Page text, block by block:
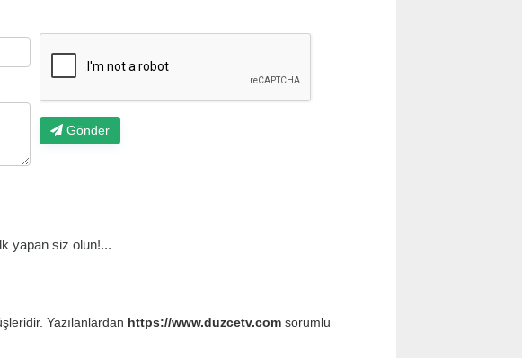
Gönder
yapan siz olun!...
Yazılanlardan https://www.duzcetv.comsorumlu